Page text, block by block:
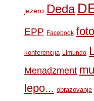
jezero Deda
EPP Facebook
konferencija Limundo
Menadzment
lepo... obrazovanje